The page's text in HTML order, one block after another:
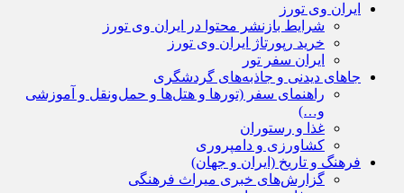
ایران وی تورز
شرایط بازنشر محتوا در ایران وی تورز
خرید رپورتاژ ایران وی تورز
ایران سفر تور
جاهای دیدنی و جاذبه‌های گردشگری
راهنمای سفر (تورها و هتل‌ها و حمل‌و‌نقل و آموزشی
و…)
غذا و رستوران
کشاورزی و دامپروری
فرهنگ و تاریخ (ایران و جهان)
گزارش‌های خبری میراث فرهنگی